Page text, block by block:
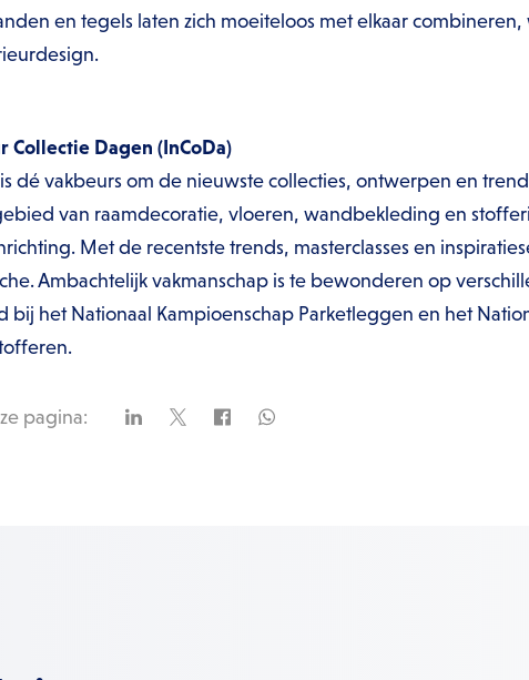
en tegels laten zich moeiteloos met elkaar
Collectie Dagen (InCoDa)
is dé vakbeurs om de nieuwste collecties, ontwerpen en
van raamdecoratie, vloeren, wandbekleding en
Met de recentste trends, masterclasses en
Ambachtelijk vakmanschap is te bewonderen op
bij het Nationaal Kampioenschap Parketleggen en het
pagina: